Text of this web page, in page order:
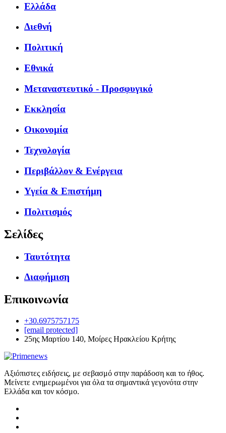
Ελλάδα
Διεθνή
Πολιτική
Εθνικά
Μεταναστευτικό - Προσφυγικό
Εκκλησία
Οικονομία
Τεχνολογία
Περιβάλλον & Ενέργεια
Υγεία & Επιστήμη
Πολιτισμός
Σελίδες
Ταυτότητα
Διαφήμιση
Επικοινωνία
+30.6975757175
[email protected]
25ης Μαρτίου 140, Μοίρες Ηρακλείου Κρήτης
Αξιόπιστες ειδήσεις, με σεβασμό στην παράδοση και το ήθος.
Μείνετε ενημερωμένοι για όλα τα σημαντικά γεγονότα στην
Ελλάδα και τον κόσμο.